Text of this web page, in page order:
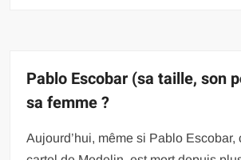
Pablo Escobar (sa taille, son
sa femme ?
Aujourd’hui, même si Pablo Escobar,